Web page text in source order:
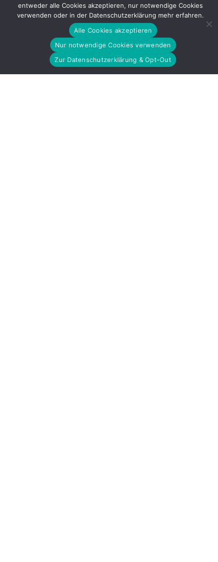
entweder alle Cookies akzeptieren, nur notwendige Cookies
verwenden oder in der Datenschutzerklärung mehr erfahren.
Alle Cookies akzeptieren
Nur notwendige Cookies verwenden
Zur Datenschutzerklärung & Opt-Out